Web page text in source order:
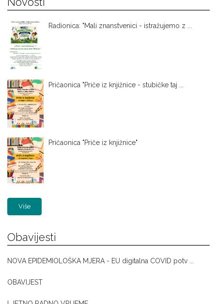
Radionica: "Mali znanstvenici - istražujemo z ...
Pričaonica "Priče iz knjižnice - stubičke taj ...
Pričaonica "Priče iz knjižnice"
Više
Obavijesti
NOVA EPIDEMIOLOŠKA MJERA - EU digitalna COVID potv ...
OBAVIJEST